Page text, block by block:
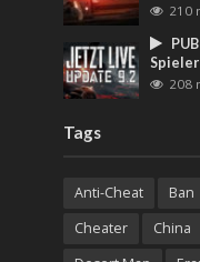
210
208
Tags
Anti-Cheat Ban
Cheater
China